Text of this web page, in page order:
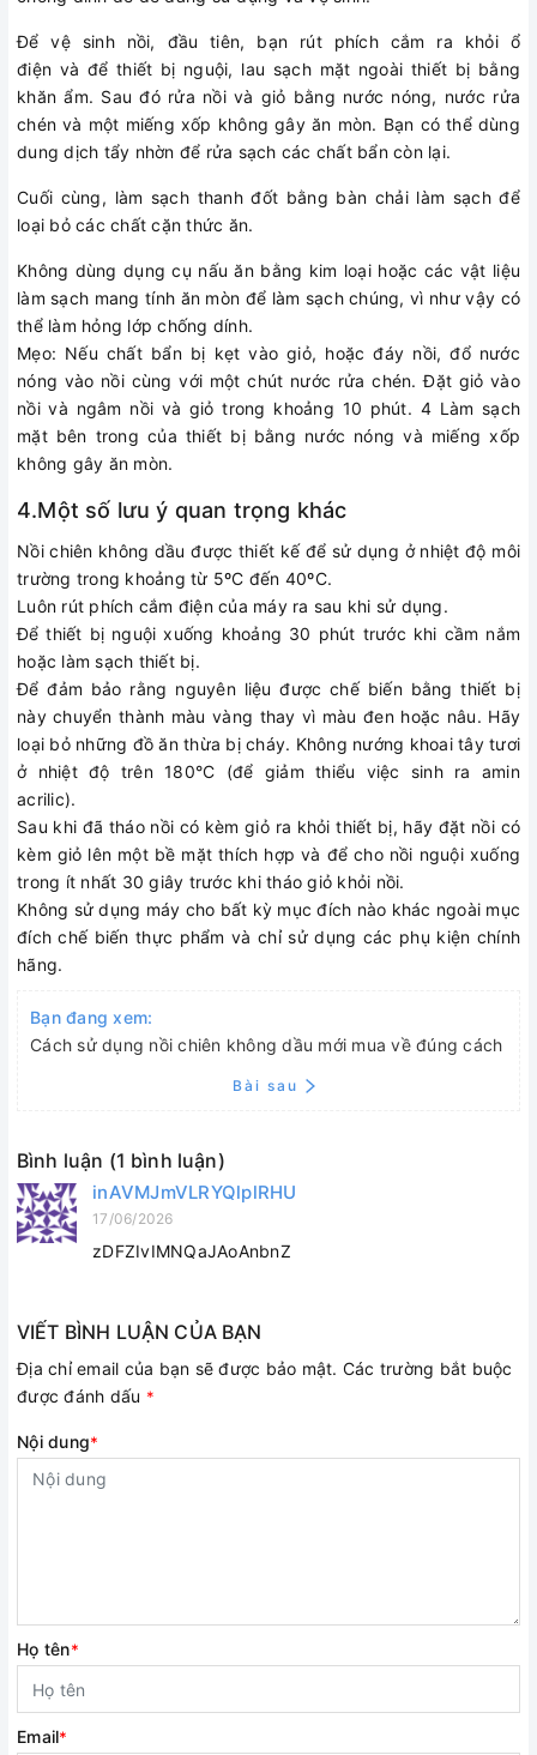
Để vệ sinh nồi, đầu tiên, bạn rút phích cắm ra khỏi ổ
điện và để thiết bị nguội, lau sạch mặt ngoài thiết bị bằng
khăn ẩm. Sau đó rửa nồi và giỏ bằng nước nóng, nước rửa
chén và một miếng xốp không gây ăn mòn. Bạn có thể dùng
dung dịch tẩy nhờn để rửa sạch các chất bẩn còn lại.
Cuối cùng, làm sạch thanh đốt bằng bàn chải làm sạch để
loại bỏ các chất cặn thức ăn.
Không dùng dụng cụ nấu ăn bằng kim loại hoặc các vật liệu
làm sạch mang tính ăn mòn để làm sạch chúng, vì như vậy có
thể làm hỏng lớp chống dính.
Mẹo: Nếu chất bẩn bị kẹt vào giỏ, hoặc đáy nồi, đổ nước
nóng vào nồi cùng với một chút nước rửa chén. Đặt giỏ vào
nồi và ngâm nồi và giỏ trong khoảng 10 phút. 4 Làm sạch
mặt bên trong của thiết bị bằng nước nóng và miếng xốp
không gây ăn mòn.
4.Một số lưu ý quan trọng khác
Nồi chiên không dầu được thiết kế để sử dụng ở nhiệt độ môi
trường trong khoảng từ 5ºC đến 40ºC.
Luôn rút phích cắm điện của máy ra sau khi sử dụng.
Để thiết bị nguội xuống khoảng 30 phút trước khi cầm nắm
hoặc làm sạch thiết bị.
Để đảm bảo rằng nguyên liệu được chế biến bằng thiết bị
này chuyển thành màu vàng thay vì màu đen hoặc nâu. Hãy
loại bỏ những đồ ăn thừa bị cháy. Không nướng khoai tây tươi
ở nhiệt độ trên 180°C (để giảm thiểu việc sinh ra amin
acrilic).
Sau khi đã tháo nồi có kèm giỏ ra khỏi thiết bị, hãy đặt nồi có
kèm giỏ lên một bề mặt thích hợp và để cho nồi nguội xuống
trong ít nhất 30 giây trước khi tháo giỏ khỏi nồi.
Không sử dụng máy cho bất kỳ mục đích nào khác ngoài mục
đích chế biến thực phẩm và chỉ sử dụng các phụ kiện chính
hãng.
Bạn đang xem:
Cách sử dụng nồi chiên không dầu mới mua về đúng cách
Bài sau
Bình luận (1 bình luận)
inAVMJmVLRYQlplRHU
17/06/2026
zDFZIvIMNQaJAoAnbnZ
VIẾT BÌNH LUẬN CỦA BẠN
Địa chỉ email của bạn sẽ được bảo mật. Các trường bắt buộc
được đánh dấu *
Nội dung*
Họ tên*
Email*